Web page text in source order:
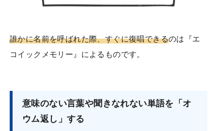
誰かに名前を呼ばれた際、すぐに復唱できるのは『エ
コイックメモリー』によるものです。
意味のない言葉や聞きなれない単語を「オ
ウム返し」する